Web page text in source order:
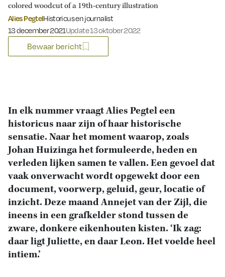
colored woodcut of a 19th-century illustration
Alies PegtelHistoricus en journalist
Gepubliceerd op:
13 december 2021Update 13 oktober 2022
Bewaar bericht
In elk nummer vraagt Alies Pegtel een
historicus naar zijn of haar historische
sensatie. Naar het moment waarop, zoals
Johan Huizinga het formuleerde, heden en
verleden lijken samen te vallen. Een gevoel dat
vaak onverwacht wordt opgewekt door een
document, voorwerp, geluid, geur, locatie of
inzicht. Deze maand Annejet van der Zijl, die
ineens in een grafkelder stond tussen de
zware, donkere eikenhouten kisten.‘Ik zag:
daar ligt Juliette, en daar Leon. Het voelde heel
intiem.’